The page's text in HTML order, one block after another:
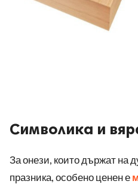
Символика и
За онези, които държат на
празника, особено ценен е